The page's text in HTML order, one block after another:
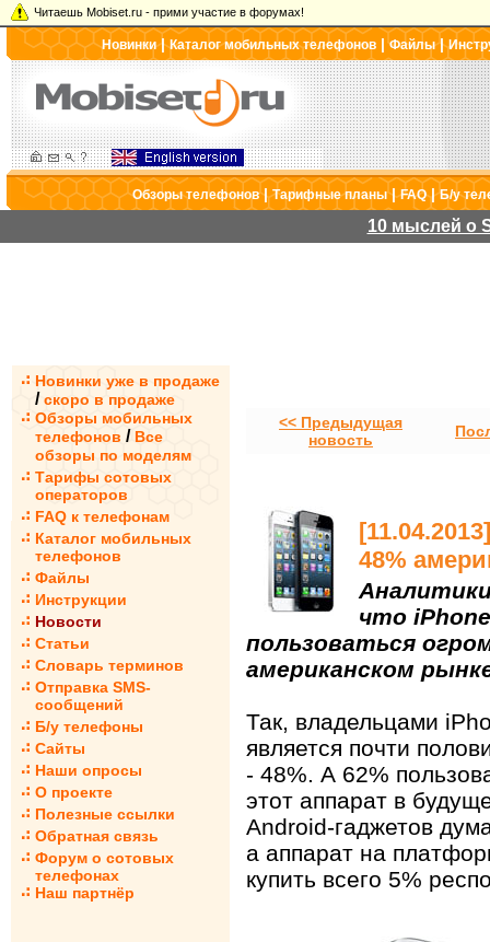
Читаешь Mobiset.ru - прими участие в форумах!
Новинки|Каталог мобильных телефонов |Файлы|
Обзоры телефонов|Тарифные планы|FAQ|Б/у
10 мыслей о
Новинки уже в продаже
/ скоро в продаже
Обзоры мобильных
телефонов / Все
обзоры по моделям
Тарифы сотовых
операторов
FAQ к телефонам
Каталог мобильных
телефонов
Файлы
Инструкции
Новости
Статьи
Словарь терминов
Отправка SMS-
сообщений
Б/у телефоны
Сайты
Наши опросы
О проекте
Полезные ссылки
Обратная связь
Форум о сотовых
телефонах
Наш партнёр
<< Предыдущая
новость
48%
что
пользоваться
американском
Так, владельцами
является почти
- 48%. А 62%
этот аппарат в
Android-гаджетов
а аппарат на
купить всего 5%